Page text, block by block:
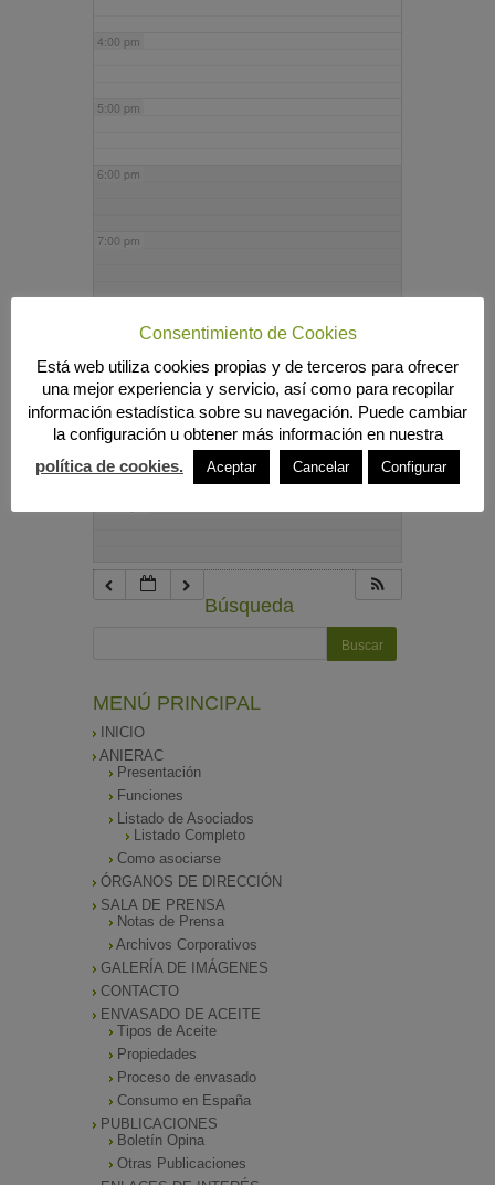
4:00 pm
5:00 pm
6:00 pm
7:00 pm
9:00 pm
10:00 pm
Búsqueda
MENÚ PRINCIPAL
INICIO
ANIERAC
Presentación
Funciones
Listado de Asociados
Listado Completo
Como asociarse
ÓRGANOS DE DIRECCIÓN
SALA DE PRENSA
Notas de Prensa
Archivos Corporativos
GALERÍA DE IMÁGENES
CONTACTO
ENVASADO DE ACEITE
Tipos de Aceite
Propiedades
Proceso de envasado
Consumo en España
PUBLICACIONES
Boletín Opina
Otras Publicaciones
Consentimiento de Cookies
Está web utiliza cookies propias y de terceros para ofrecer
una mejor experiencia y servicio, así como para recopilar
información estadística sobre su navegación. Puede cambiar
la configuración u obtener más información en nuestra
política de cookies.
Aceptar Cancelar Configurar